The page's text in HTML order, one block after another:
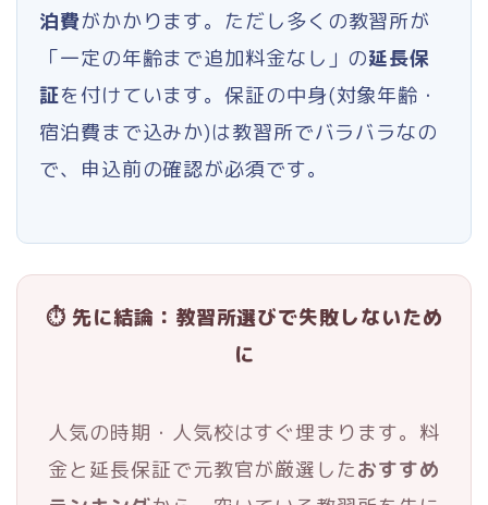
泊費がかかります。ただし多くの教習所が
「一定の年齢まで追加料金なし」の延長保
証を付けています。保証の中身(対象年齢・
宿泊費まで込みか)は教習所でバラバラなの
で、申込前の確認が必須です。
⏱ 先に結論：教習所選びで失敗しないため
に
人気の時期・人気校はすぐ埋まります。料
金と延長保証で元教官が厳選したおすすめ